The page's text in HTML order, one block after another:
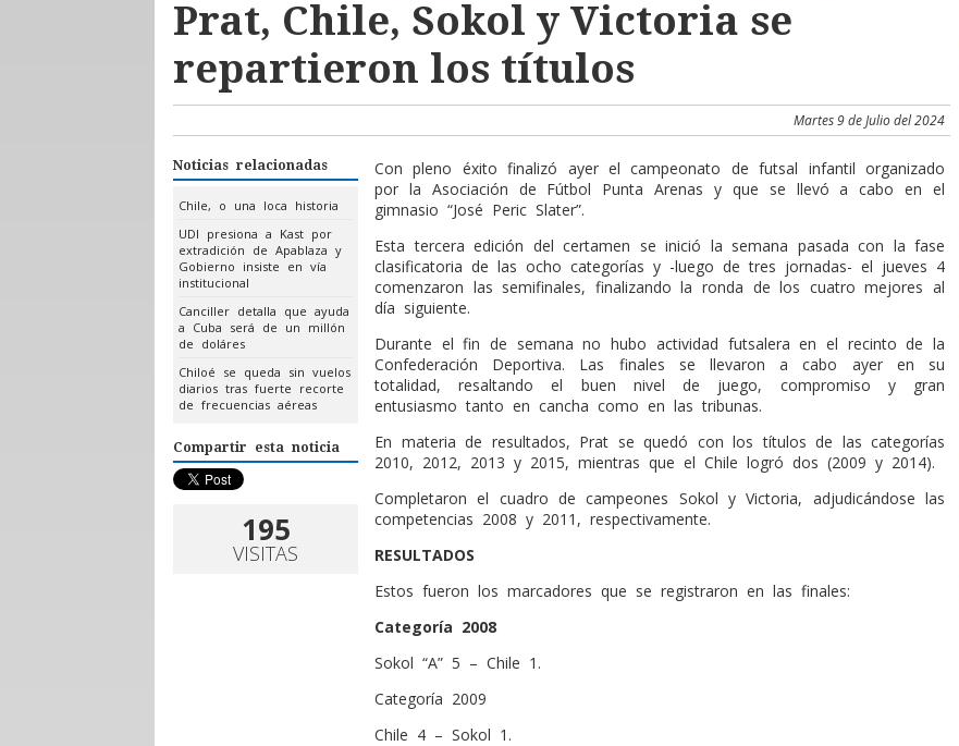
Prat, Chile, Sokol y Victoria se
repartieron los títulos
Martes 9 de Julio del 2024
Noticias relacionadas
Chile, o una loca historia
UDI presiona a Kast por
extradición de Apablaza y
Gobierno insiste en vía
institucional
Canciller detalla que ayuda
a Cuba será de un millón
de doláres
Chiloé se queda sin vuelos
diarios tras fuerte recorte
de frecuencias aéreas
Compartir esta noticia
195
VISITAS
Con pleno éxito finalizó ayer el campeonato de futsal infantil organizado
por la Asociación de Fútbol Punta Arenas y que se llevó a cabo en el
gimnasio “José Peric Slater”.
Esta tercera edición del certamen se inició la semana pasada con la fase
clasificatoria de las ocho categorías y -luego de tres jornadas- el jueves 4
comenzaron las semifinales, finalizando la ronda de los cuatro mejores al
día siguiente.
Durante el fin de semana no hubo actividad futsalera en el recinto de la
Confederación Deportiva. Las finales se llevaron a cabo ayer en su
totalidad, resaltando el buen nivel de juego, compromiso y gran
entusiasmo tanto en cancha como en las tribunas.
En materia de resultados, Prat se quedó con los títulos de las categorías
2010, 2012, 2013 y 2015, mientras que el Chile logró dos (2009 y 2014).
Completaron el cuadro de campeones Sokol y Victoria, adjudicándose las
competencias 2008 y 2011, respectivamente.
RESULTADOS
Estos fueron los marcadores que se registraron en las finales:
Categoría 2008
Sokol “A” 5 – Chile 1.
Categoría 2009
Chile 4 – Sokol 1.